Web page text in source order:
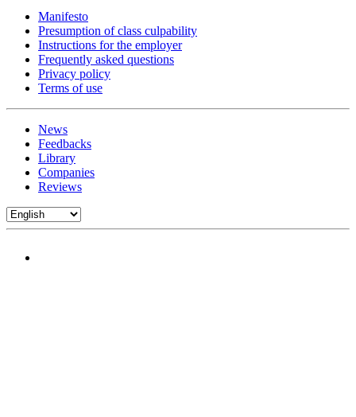
Manifesto
Presumption of class culpability
Instructions for the employer
Frequently asked questions
Privacy policy
Terms of use
News
Feedbacks
Library
Companies
Reviews